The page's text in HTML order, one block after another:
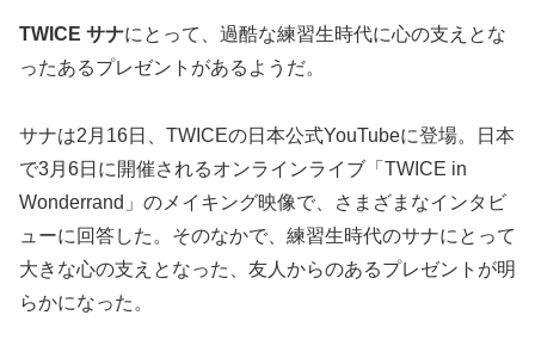
TWICE サナにとって、過酷な練習生時代に心の支えとな
ったあるプレゼントがあるようだ。
サナは2月16日、TWICEの日本公式YouTubeに登場。日本
で3月6日に開催されるオンラインライブ「TWICE in
Wonderrand」のメイキング映像で、さまざまなインタビ
ューに回答した。そのなかで、練習生時代のサナにとって
大きな心の支えとなった、友人からのあるプレゼントが明
らかになった。